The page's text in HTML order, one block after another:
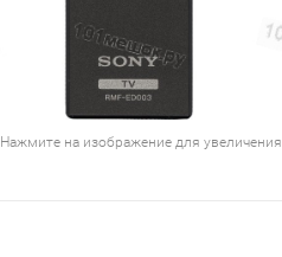
Нажмите на изображение для увеличения